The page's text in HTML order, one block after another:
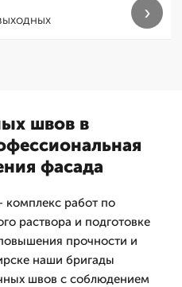
›
швов в
фасада
работ по
раствора и подготовке
прочности и
наши бригады
швов с соблюдением